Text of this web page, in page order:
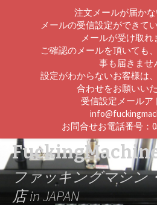
ファッキングマシン
店 in JAPAN
注文メールが届か
メールの受信設定ができて
メールが受け取れ
ご確認のメールを頂いても
事も届きませ
設定がわからないお客様は
合わせをお願いいた
受信設定メールア
お問合せお電話番号：